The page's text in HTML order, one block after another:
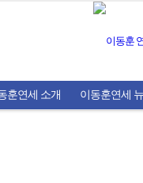
훈연세 소개 이동훈연세